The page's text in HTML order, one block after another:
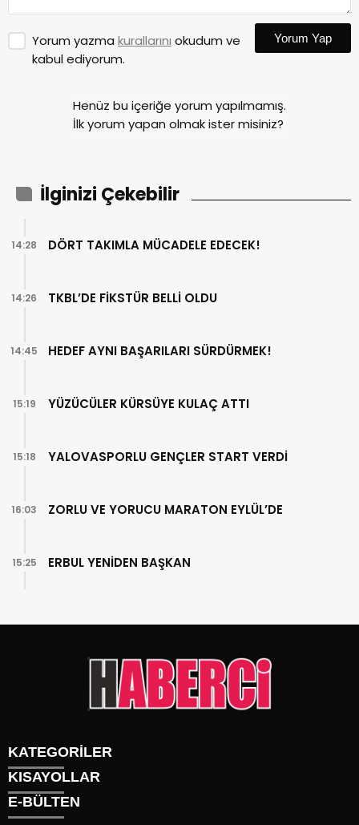
Yorum yazma kurallarını okudum ve
kabul ediyorum.
Yorum Yap
Henüz bu içeriğe yorum yapılmamış.
İlk yorum yapan olmak ister misiniz?
İlginizi Çekebilir
DÖRT TAKIMLA MÜCADELE EDECEK!
14:28
TKBL’DE FİKSTÜR BELLİ OLDU
14:26
HEDEF AYNI BAŞARILARI SÜRDÜRMEK!
14:45
YÜZÜCÜLER KÜRSÜYE KULAÇ ATTI
15:19
YALOVASPORLU GENÇLER START VERDİ
15:18
ZORLU VE YORUCU MARATON EYLÜL’DE
16:03
ERBUL YENİDEN BAŞKAN
15:25
KATEGORİLER
Gündem
Siyaset
KISAYOLLAR
Künye
E-BÜLTEN